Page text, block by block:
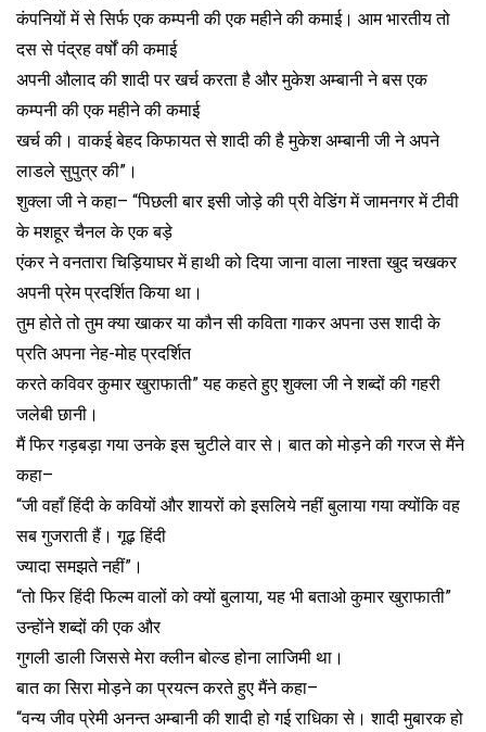
कंपनियों में से सिर्फ एक कम्पनी की एक महीने की कमाई। आम भारतीय तो
दस से पंद्रह वर्षों की कमाई
अपनी औलाद की शादी पर खर्च करता है और मुकेश अम्बानी ने बस एक
कम्पनी की एक महीने की कमाई
खर्च की। वाकई बेहद किफायत से शादी की है मुकेश अम्बानी जी ने अपने
लाडले सुपुत्र की”।
शुक्ला जी ने कहा– “पिछली बार इसी जोड़े की प्री वेडिंग में जामनगर में टीवी
के मशहूर चैनल के एक बड़े
एंकर ने वनतारा चिड़ियाघर में हाथी को दिया जाना वाला नाश्ता खुद चखकर
अपनी प्रेम प्रदर्शित किया था।
तुम होते तो तुम क्या खाकर या कौन सी कविता गाकर अपना उस शादी के
प्रति अपना नेह-मोह प्रदर्शित
करते कविवर कुमार खुराफाती” यह कहते हुए शुक्ला जी ने शब्दों की गहरी
जलेबी छानी।
मैं फिर गड़बड़ा गया उनके इस चुटीले वार से। बात को मोड़ने की गरज से मैंने
कहा–
“जी वहाँ हिंदी के कवियों और शायरों को इसलिये नहीं बुलाया गया क्योंकि वह
सब गुजराती हैं। गूढ़ हिंदी
ज्यादा समझते नहीं”।
“तो फिर हिंदी फिल्म वालों को क्यों बुलाया, यह भी बताओ कुमार खुराफाती”
उन्होंने शब्दों की एक और
गुगली डाली जिससे मेरा क्लीन बोल्ड होना लाजिमी था।
बात का सिरा मोड़ने का प्रयत्न करते हुए मैंने कहा–
“वन्य जीव प्रेमी अनन्त अम्बानी की शादी हो गई राधिका से। शादी मुबारक हो